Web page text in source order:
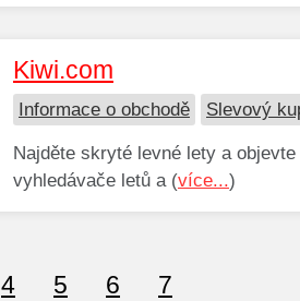
Kiwi.com
Informace o obchodě Slevový
Najděte skryté levné lety a
vyhledávače letů a (více...)
4 5 6 7